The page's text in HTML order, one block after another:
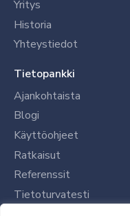
Yritys
Historia
Yhteystiedot
Tietopankki
Ajankohtaista
Blogi
Käyttöohjeet
Ratkaisut
Referenssit
Tietoturvatesti